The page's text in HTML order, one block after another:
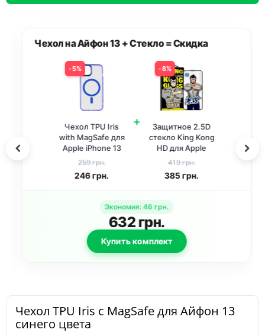
Чехол на Айфон 13 + Стекло = Скидка
5%
Чехол TPU Iris
with MagSafe для
Apple iPhone 13
(6.1 дюйма)
Синий
259 грн.
246грн.
+
8%
Защитное 2.5D
стекло King Kong
HD для Apple
iPhone 13 Pro / 13
/ 14 / 16e / 17e (6.1
дюйма) Черный
419 грн.
385грн.
Экономия:46грн.
632грн.
Купить комплект
Чехол TPU Iris с MagSafe для Айфон 13
синего цвета